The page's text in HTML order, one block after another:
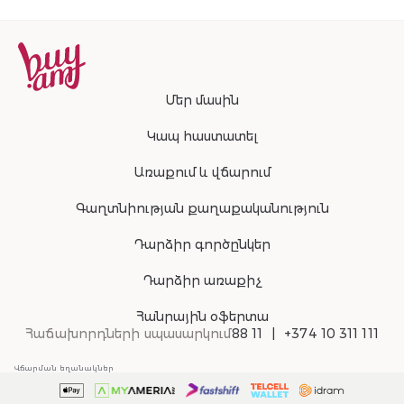
Մեր մասին
Կապ հաստատել
Առաքում և վճարում
Գաղտնիության քաղաքականություն
Դարձիր գործընկեր
Դարձիր առաքիչ
Հանրային օֆերտա
Հաճախորդների սպասարկում88 11 +374 10 311 111
Վճարման եղանակներ